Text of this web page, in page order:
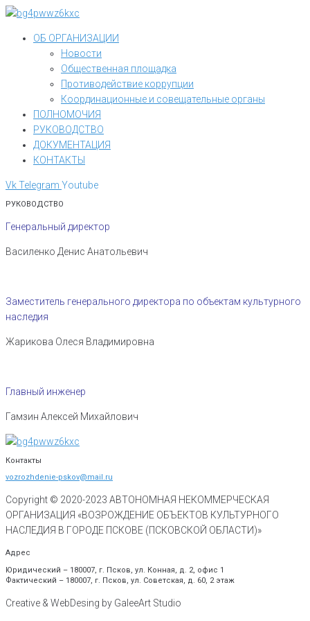
Перейти
контентуОБ ОРГАНИЗАЦИИ
Новости
Общественная площадка
Противодействие коррупции
Координационные и совещательные органы
ПОЛНОМОЧИЯ
РУКОВОДСТВО
ДОКУМЕНТАЦИЯ
КОНТАКТЫ
VkTelegram Youtube
РУКОВОДСТВО
Генеральный директор
Василенко Денис Анатольевич
Заместитель генерального директора по объектам культурного
наследия
Жарикова Олеся Владимировна
Главный инженер
Гамзин Алексей Михайлович
Контакты
vozrozhdenie-pskov@mail.ru
Copyright © 2020-2023 АВТОНОМНАЯ НЕКОММЕРЧЕСКАЯ
ОРГАНИЗАЦИЯ «ВОЗРОЖДЕНИЕ ОБЪЕКТОВ КУЛЬТУРНОГО
НАСЛЕДИЯ В ГОРОДЕ ПСКОВЕ (ПСКОВСКОЙ ОБЛАСТИ)»
Адрес
Юридический – 180007, г. Псков, ул. Конная, д. 2, офис 1
Фактический – 180007, г. Псков, ул. Советская, д. 60, 2 этаж
Creative & WebDesing by GaleeArt Studio